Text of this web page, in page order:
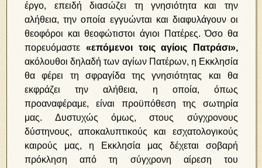
έργο, επειδή διασώζει τη γνησιότητα και την
αλήθεια, την οποία εγγυώνται και διαφυλάγουν οι
θεοφόροι και θεοφώτιστοι άγιοι Πατέρες. Όσο θα
πορευόμαστε «επόμενοι τοις αγίοις Πατράσι»,
ακόλουθοι δηλαδή των αγίων Πατέρων, η Εκκλησία
θα φέρει τη σφραγίδα της γνησιότητας και θα
εκφράζει την αλήθεια, η οποία, όπως
προαναφέραμε, είναι προϋπόθεση της σωτηρία
μας. Δυστυχώς όμως, στους σύγχρονους
δύστηνους, αποκαλυπτικούς και εσχατολογικούς
καιρούς μας, η Εκκλησία μας δέχεται σοβαρή
πρόκληση από τη σύγχρονη αίρεση του